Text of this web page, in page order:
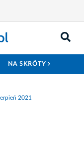
NA SKRÓTY
2021